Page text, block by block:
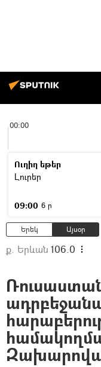
00:00
Ուղիղ եթեր
Լուրեր
09:00 6 ր
Երեկ Այսօր
ք. Երևան 106.0